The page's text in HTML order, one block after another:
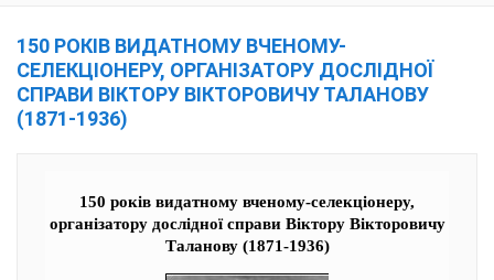
150 РОКІВ ВИДАТНОМУ ВЧЕНОМУ-
СЕЛЕКЦІОНЕРУ, ОРГАНІЗАТОРУ ДОСЛІДНОЇ
СПРАВИ ВІКТОРУ ВІКТОРОВИЧУ ТАЛАНОВУ
(1871-1936)
150 років видатному вченому-селекціонеру,
організатору дослідної справи Віктору Вікторовичу
Таланову (1871-1936)